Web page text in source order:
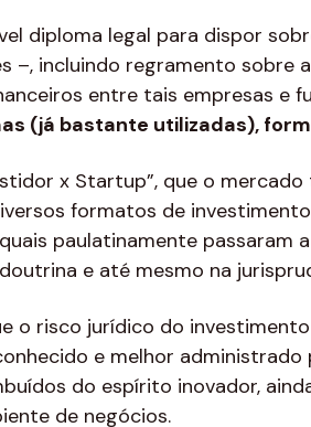
diploma legal para dispor
–, incluindo regramento
entre tais empresas e
(já bastante utilizadas),
x Startup”, que o
formatos de
paulatinamente passaram
e até mesmo na
o risco jurídico do
e melhor administrado
do espírito inovador,
de negócios.